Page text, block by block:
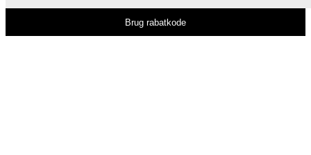
Brug rabatkode